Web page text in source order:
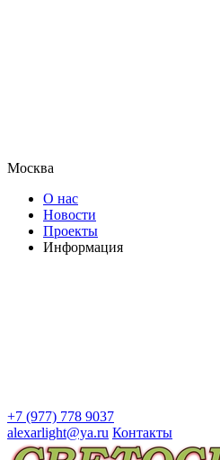
Москва
О нас
Новости
Проекты
Информация
+7 (977) 778 9037
alexarlight@ya.ru Контакты